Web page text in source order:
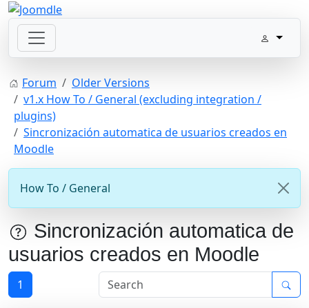
Forum
Older Versions
v1.x How To / General (excluding integration /
plugins)
Sincronización automatica de usuarios creados en
Moodle
How To / General
Sincronización automatica de
usuarios creados en Moodle
1